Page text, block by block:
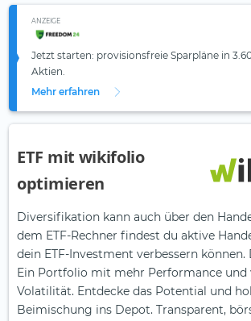
ANZEIGE
Jetzt starten: provisionsfreie Sparpläne in
Aktien.
Mehr erfahren
ETF mit wikifolio
optimieren
Diversifikation kann auch über den
dem ETF-Rechner findest du aktive
dein ETF-Investment verbessern können.
Ein Portfolio mit mehr Performance und
Volatilität. Entdecke das Potential und
Beimischung ins Depot. Transparent,